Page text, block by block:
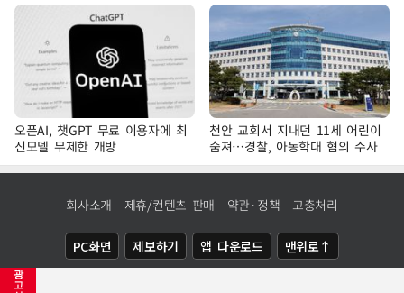
광
고
오픈AI, 챗GPT 무료 이용자에 최
신모델 무제한 개방
천안 교회서 지내던 11세 어린이
숨져…경찰, 아동학대 혐의 수사
회사소개 제휴/컨텐츠 판매 약관·정책 고충처리
PC화면 제보하기 앱 다운로드 맨위로↑